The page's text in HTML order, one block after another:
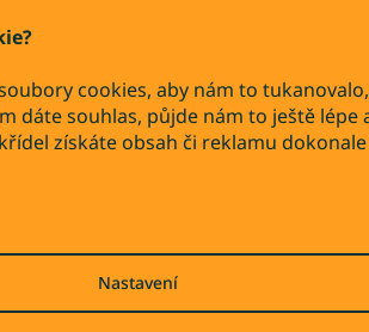
cookies, aby nám to
dáte souhlas, půjde nám to ještě lépe
získáte obsah či reklamu
Nastavení